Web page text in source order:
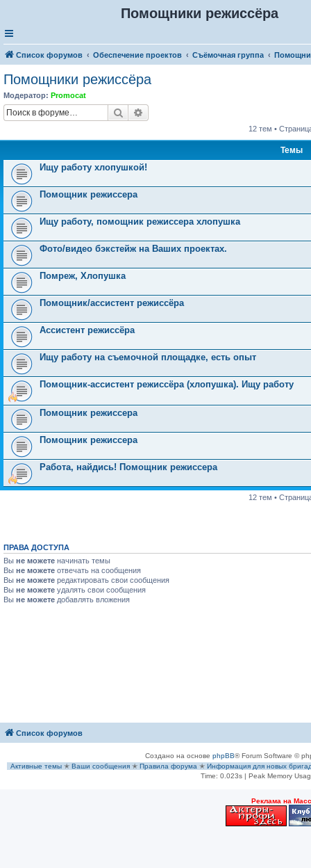
Помощники режиссёра
Список форумов Обеспечение проектов Съёмочная группа
Помощники режиссёра
Модератор: Promocat
Поиск
12 тем •
Темы
Ищу работу хлопушкой!
Помощник режиссера
Ищу работу, помощник режиссера хлопушка
Фото/видео бэкстейж на Ваших проектах.
Помреж, Хлопушка
Помощник/ассистент режиссёра
Ассистент режиссёра
Ищу работу на съемочной площадке, есть опыт
Помощник-ассистент режиссёра (хлопушка). Ищу работу
Помощник режиссера
Помощник режиссера
Работа, найдись! Помощник режиссера
12 тем •
ПРАВА ДОСТУПА
Вы не можете начинать темы
Вы не можете отвечать на сообщения
Вы не можете редактировать свои сообщения
Вы не можете удалять свои сообщения
Вы не можете добавлять вложения
Список форумов
Создано на основе phpBB® Forum Software ©
Активные темы ✭ Ваши сообщения ✭ Правила форума ✭ Информация для новых
Time: 0.023s| Peak Memory
Рeклама на